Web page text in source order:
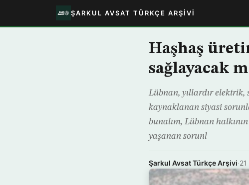
ŞARKUL AVSAT TÜRKÇE ARŞIVI
Haşhaş
sağlayacak
Lübnan, yıllardır
kaynaklanan siyasi
bunalım, Lübnan
yaşanan sorunl
Şarkul Avsat Türkçe Arşivi·